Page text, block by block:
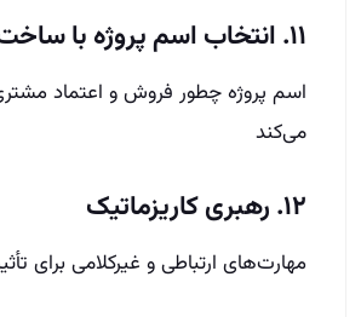
۱۱. انتخاب اسم پروژه با ساخت معنا
اسم پروژه چطور فروش و اعتماد
می‌کند
۱۲. رهبری کاریزماتیک
مهارت‌های ارتباطی و غیرکلامی برای